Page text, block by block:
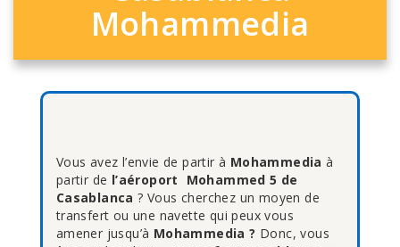
Mohammedia
Vous avez l’envie de partir à Mohammedia à
partir de l’aéroport Mohammed 5 de
Casablanca ? Vous cherchez un moyen de
transfert ou une navette qui peux vous
amener jusqu’à Mohammedia ? Donc, vous